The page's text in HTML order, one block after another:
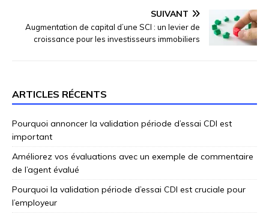
SUIVANT
Augmentation de capital d’une SCI : un levier de
croissance pour les investisseurs immobiliers
ARTICLES RÉCENTS
Pourquoi annoncer la validation période d’essai CDI est
important
Améliorez vos évaluations avec un exemple de commentaire
de l’agent évalué
Pourquoi la validation période d’essai CDI est cruciale pour
l’employeur